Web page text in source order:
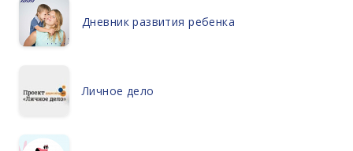
Дневник развития ребенка
Личное дело